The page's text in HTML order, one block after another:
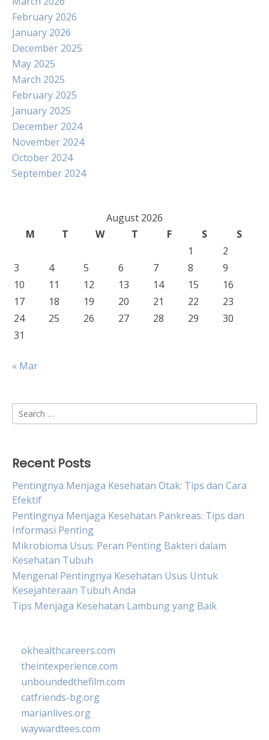
February 2026
January 2026
December 2025
May 2025
March 2025
February 2025
January 2025
December 2024
November 2024
October 2024
September 2024
August 2026
M
T W T F S
S
1
2
3
4 5 6 7 8
9
10
11 12 13 14 15
16
17
18 19 20 21 22
23
24
25 26 27 28 29
30
31
« Mar
Search
for:
Recent Posts
Pentingnya Menjaga Kesehatan Otak: Tips dan Cara
Efektif
Pentingnya Menjaga Kesehatan Pankreas: Tips dan
Informasi Penting
Mikrobioma Usus: Peran Penting Bakteri dalam
Kesehatan Tubuh
Mengenal Pentingnya Kesehatan Usus Untuk
Kesejahteraan Tubuh Anda
Tips Menjaga Kesehatan Lambung yang Baik
okhealthcareers.com
theintexperience.com
unboundedthefilm.com
catfriends-bg.org
marianlives.org
waywardtees.com